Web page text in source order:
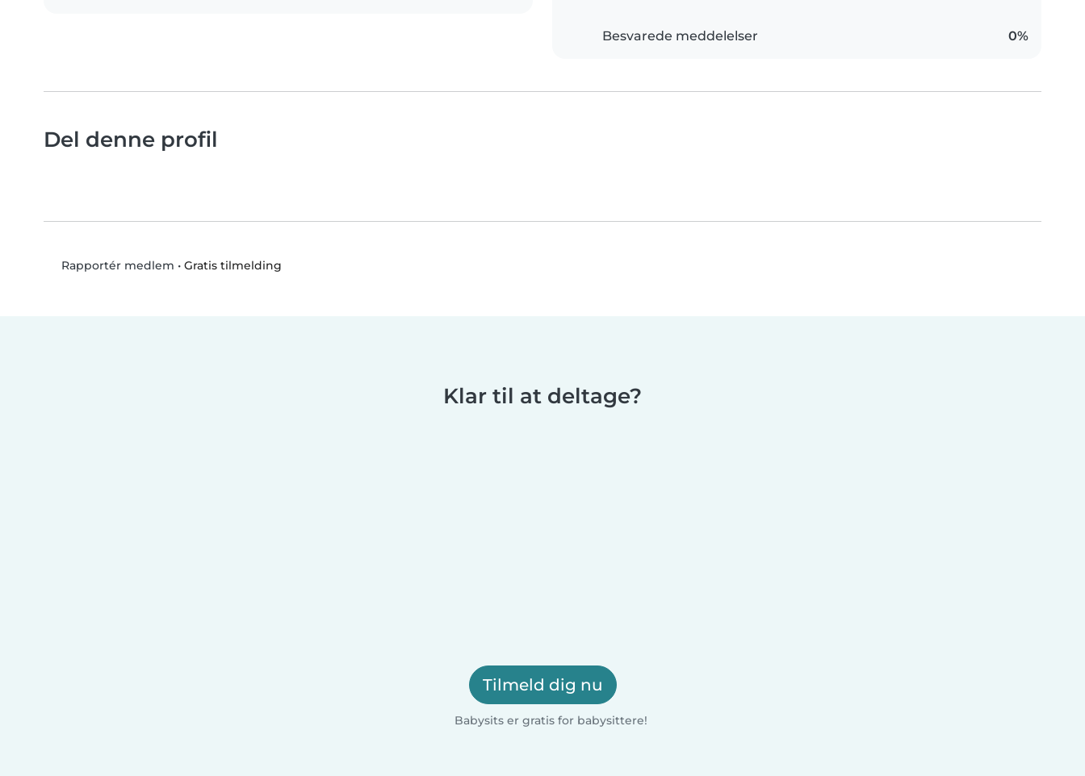
Besvarede meddelelser 0%
Del denne profil
Rapportér medlem • Gratis tilmelding
Klar til at deltage?
Tilmeld dig nu
Babysits er gratis for babysittere!